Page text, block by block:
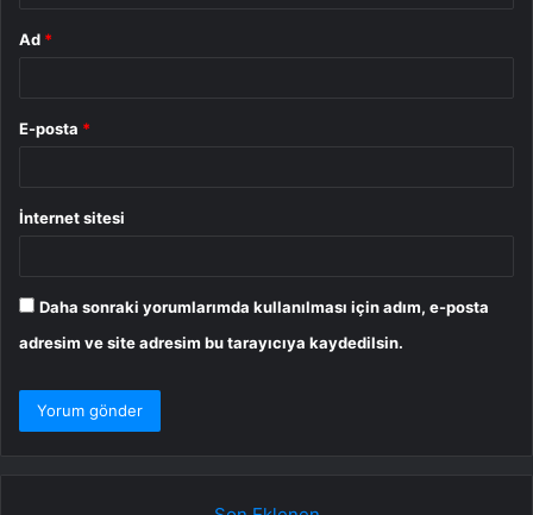
Ad *
E-posta *
İnternet sitesi
Daha sonraki yorumlarımda kullanılması için adım, e-posta
adresim ve site adresim bu tarayıcıya kaydedilsin.